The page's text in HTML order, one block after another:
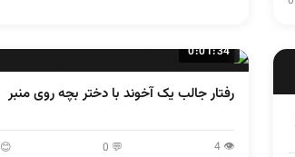
0:01:34
رفتار جالب یک آخوند با دختر بچه روی منبر
👁 4
💬 0
😊 0